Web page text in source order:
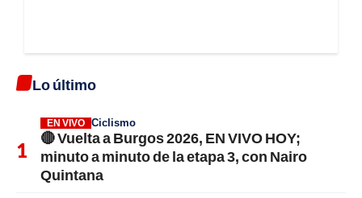
Lo último
EN VIVO Ciclismo
🔴 Vuelta a Burgos 2026, EN VIVO HOY;
minuto a minuto de la etapa 3, con Nairo
Quintana